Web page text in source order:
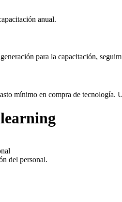
anual.
para la capacitación,
mínimo en compra de
del personal.